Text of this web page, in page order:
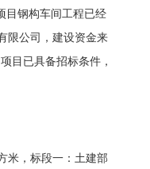
目钢构车间工程已经
限公司，建设资金来
目已具备招标条件，
米，标段一：土建部